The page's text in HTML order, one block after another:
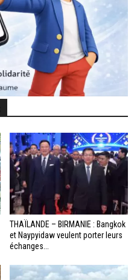
THAÏLANDE – BIRMANIE : Bangkok
et Naypyidaw veulent porter leurs
échanges...